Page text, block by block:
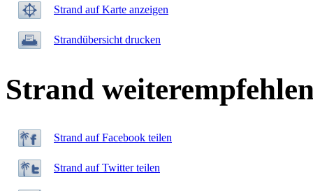
Strand auf Karte anzeigen
Strandübersicht drucken
Strand
Strand auf Facebook teilen
Strand auf Twitter teilen